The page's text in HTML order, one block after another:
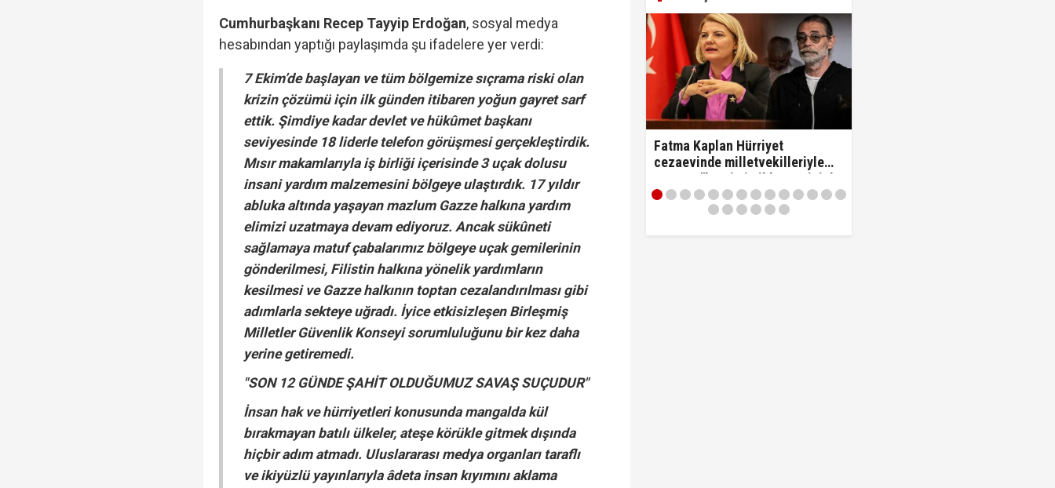
Cumhurbaşkanı Recep Tayyip Erdoğan, sosyal medya
hesabından yaptığı paylaşımda şu ifadelere yer verdi:
7 Ekim’de başlayan ve tüm bölgemize sıçrama riski olan
krizin çözümü için ilk günden itibaren yoğun gayret sarf
ettik. Şimdiye kadar devlet ve hükûmet başkanı
seviyesinde 18 liderle telefon görüşmesi gerçekleştirdik.
Mısır makamlarıyla iş birliği içerisinde 3 uçak dolusu
insani yardım malzemesini bölgeye ulaştırdık. 17 yıldır
abluka altında yaşayan mazlum Gazze halkına yardım
elimizi uzatmaya devam ediyoruz. Ancak sükûneti
sağlamaya matuf çabalarımız bölgeye uçak gemilerinin
gönderilmesi, Filistin halkına yönelik yardımların
kesilmesi ve Gazze halkının toptan cezalandırılması gibi
adımlarla sekteye uğradı. İyice etkisizleşen Birleşmiş
Milletler Güvenlik Konseyi sorumluluğunu bir kez daha
yerine getiremedi.
"SON 12 GÜNDE ŞAHİT OLDUĞUMUZ SAVAŞ SUÇUDUR"
İnsan hak ve hürriyetleri konusunda mangalda kül
bırakmayan batılı ülkeler, ateşe körükle gitmek dışında
hiçbir adım atmadı. Uluslararası medya organları taraflı
ve ikiyüzlü yayınlarıyla âdeta insan kıyımını aklama
Fatma Kaplan Hürriyet
cezaevinde milletvekilleriyle
tartıştı: "'Beni siz ihbar ettiniz'
diyerek vekilleri kovdu..!"